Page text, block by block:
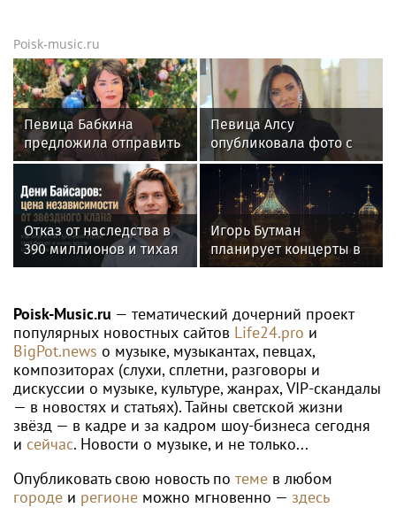
Poisk-music.ru
Певица Бабкина
предложила отправить
Ивушку на
"Интервидение"
Певица Алсу
опубликовала фото с
родителями из
деревни Уяндык в
Башкирии
Отказ от наследства в
390 миллионов и тихая
жизнь в Москве: как
внук Аллы Пугачевой,
оставшийся в России
Игорь Бутман
планирует концерты в
Бразилии и Никарагуа
Poisk-Music.ru — тематический дочерний проект
популярных новостных сайтов Life24.pro и
BigPot.news о музыке, музыкантах, певцах,
композиторах (слухи, сплетни, разговоры и
дискуссии о музыке, культуре, жанрах, VIP-скандалы
— в новостях и статьях). Тайны светской жизни
звёзд — в кадре и за кадром шоу-бизнеса сегодня
и сейчас. Новости о музыке, и не только...
Опубликовать свою новость по теме в любом
городе и регионе можно мгновенно — здесь